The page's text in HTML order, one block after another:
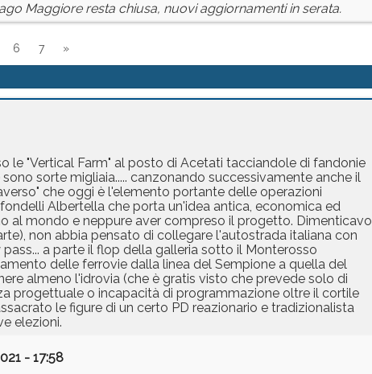
Maggiore resta chiusa, nuovi aggiornamenti in serata.
6 7 »
le "Vertical Farm" al posto di Acetati tacciandole di fandonie
sorte migliaia..... canzonando successivamente anche il
che oggi è l'elemento portante delle operazioni
Albertella che porta un'idea antica, economica ed
al mondo e neppure aver compreso il progetto. Dimenticavo
non abbia pensato di collegare l'autostrada italiana con
a parte il flop della galleria sotto il Monterosso
delle ferrovie dalla linea del Sempione a quella del
almeno l'idrovia (che è gratis visto che prevede solo di
progettuale o incapacità di programmazione oltre il cortile
le figure di un certo PD reazionario e tradizionalista
elezioni.
- 17:58